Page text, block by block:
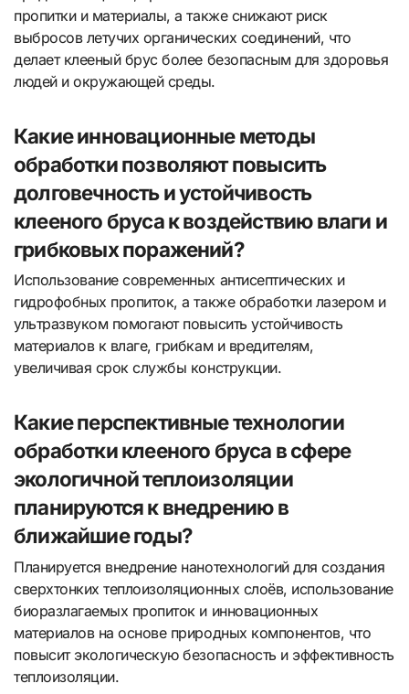
пропитки и материалы, а также снижают риск
выбросов летучих органических соединений, что
делает клееный брус более безопасным для здоровья
людей и окружающей среды.
Какие инновационные методы
обработки позволяют повысить
долговечность и устойчивость
клееного бруса к воздействию влаги и
грибковых поражений?
Использование современных антисептических и
гидрофобных пропиток, а также обработки лазером и
ультразвуком помогают повысить устойчивость
материалов к влаге, грибкам и вредителям,
увеличивая срок службы конструкции.
Какие перспективные технологии
обработки клееного бруса в сфере
экологичной теплоизоляции
планируются к внедрению в
ближайшие годы?
Планируется внедрение нанотехнологий для создания
сверхтонких теплоизоляционных слоёв, использование
биоразлагаемых пропиток и инновационных
материалов на основе природных компонентов, что
повысит экологическую безопасность и эффективность
теплоизоляции.